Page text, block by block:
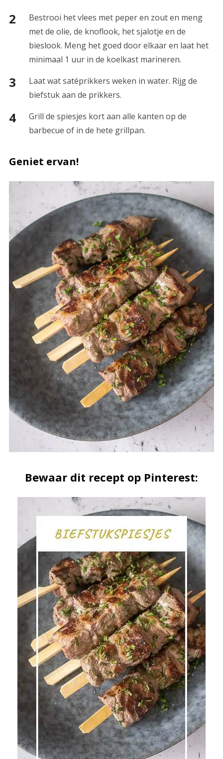
Bestrooi het vlees met peper en zout en meng
met de olie, de knoflook, het sjalotje en de
bieslook. Meng het goed door elkaar en laat het
minimaal 1 uur in de koelkast marineren.
Laat wat satéprikkers weken in water. Rijg de
biefstuk aan de prikkers.
Grill de spiesjes kort aan alle kanten op de
barbecue of in de hete grillpan.
Geniet ervan!
Bewaar dit recept op Pinterest: